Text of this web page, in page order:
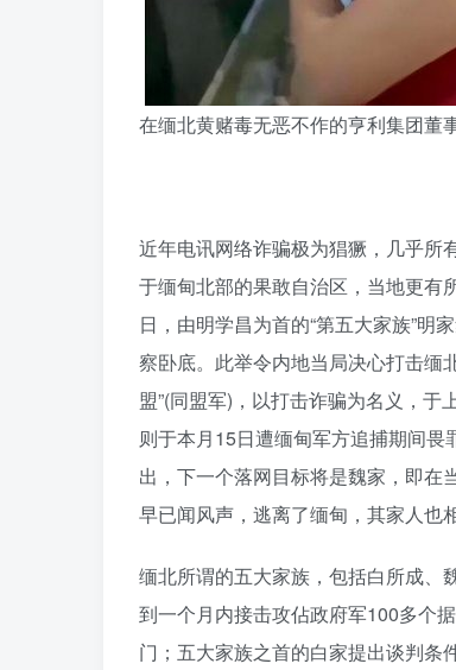
在缅北黄赌毒无恶不作的亨利集团董
近年电讯网络诈骗极为猖獗，几乎所
于缅甸北部的果敢自治区，当地更有
日，由明学昌为首的“第五大家族”明
察卧底。此举令内地当局决心打击缅
盟”(同盟军)，以打击诈骗为名义，于
则于本月15日遭缅甸军方追捕期间
出，下一个落网目标将是魏家，即在
早已闻风声，逃离了缅甸，其家人也
缅北所谓的五大家族，包括白所成、
到一个月内接击攻佔政府军100多个
门；五大家族之首的白家提出谈判条